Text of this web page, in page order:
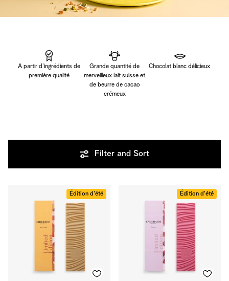
A partir d’ingrédients de
première qualité
Grande quantité de
merveilleux lait suisse et
de beurre de cacao
crémeux
Chocolat blanc délicieux
Filter and Sort
Édition d'été Édition d'été